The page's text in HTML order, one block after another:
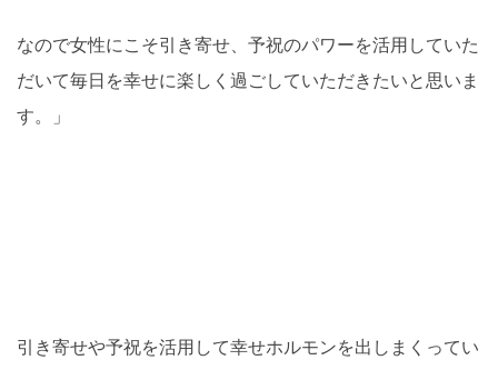
なので女性にこそ引き寄せ、予祝のパワーを活用していた
だいて毎日を幸せに楽しく過ごしていただきたいと思いま
す。」
引き寄せや予祝を活用して幸せホルモンを出しまくってい